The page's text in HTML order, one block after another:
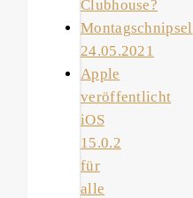
Clubhouse?
Montagschnipsel
24.05.2021
Apple
veröffentlicht
iOS
15.0.2
für
alle